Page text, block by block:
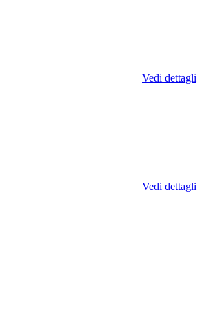
Vedi dettagli
Vedi dettagli